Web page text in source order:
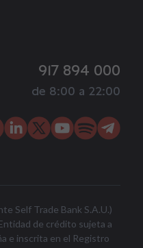
917 894 000
de 8:00 a 22:00
Self Trade Bank S.A.U.)
de crédito sujeta a
e inscrita en el Registro